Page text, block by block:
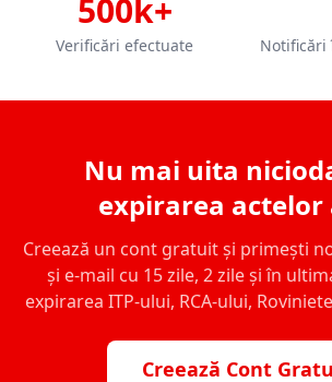
500k+
Verificări efectuate Notificări
Nu mai uita
expirarea actelor
Creează un cont gratuit și primești
și e-mail cu 15 zile, 2 zile și în
expirarea ITP-ului, RCA-ului,
Creează Cont